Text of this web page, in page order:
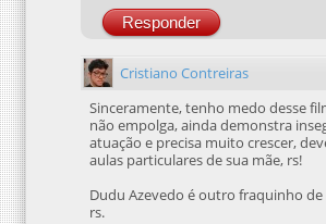
Responder
Cristiano Contreiras
Sinceramente, tenho medo desse
não empolga, ainda demonstra
atuação e precisa muito crescer,
aulas particulares de sua mãe, rs!
Dudu Azevedo é outro fraquinho
rs.